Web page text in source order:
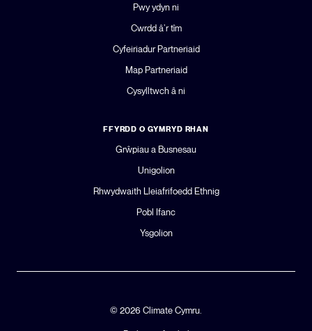
Pwy ydyn ni
Cwrdd â’r tîm
Cyfeiriadur Partneriaid
Map Partneriaid
Cysylltwch â ni
FFYRDD O GYMRYD RHAN
Grŵpiau a Busnesau
Unigolion
Rhwydwaith Lleiafrifoedd Ethnig
Pobl Ifanc
Ysgolion
© 2026 Climate Cymru.